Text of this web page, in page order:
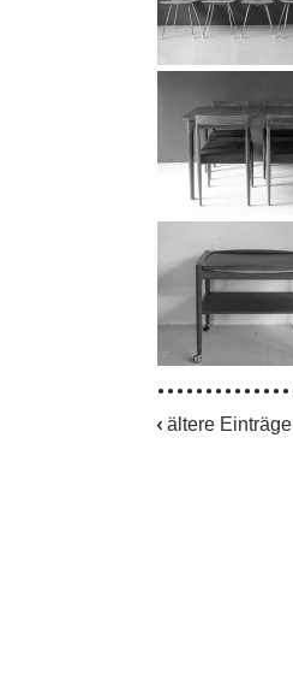
ältere Einträge